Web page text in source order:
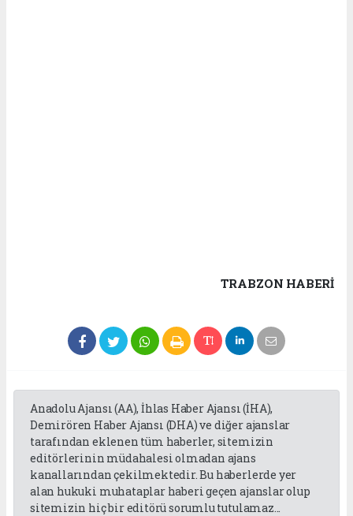
TRABZON HABERİ
Anadolu Ajansı (AA), İhlas Haber Ajansı (İHA),
Demirören Haber Ajansı (DHA) ve diğer ajanslar
tarafından eklenen tüm haberler, sitemizin
editörlerinin müdahalesi olmadan ajans
kanallarından çekilmektedir. Bu haberlerde yer
alan hukuki muhataplar haberi geçen ajanslar olup
sitemizin hiç bir editörü sorumlu tutulamaz...